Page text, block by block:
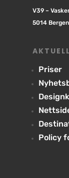
V39 –
5014 Bergen
Priser
Policy